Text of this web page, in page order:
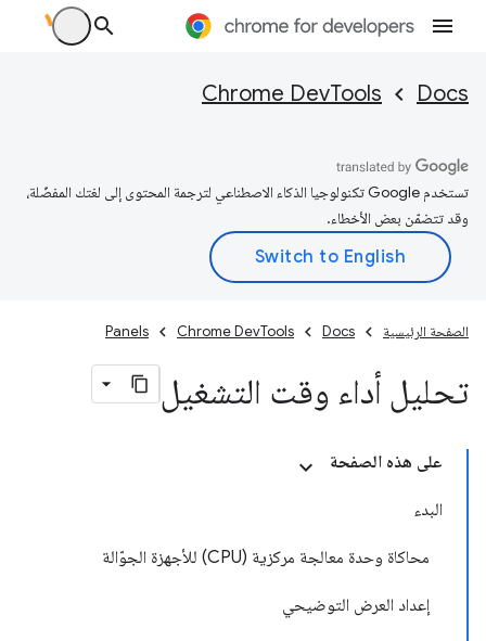
Docs
Chrome DevTools
تستخدم Google تكنولوجيا الذكاء الاصطناعي لترجمة المحتوى إلى لغتك المفضّلة،
وقد تتضمّن بعض الأخطاء.
الصفحة الرئيسية Docs
Chrome DevTools
Panels
تحليل أداء وقت التشغيل
على هذه الصفحة
البدء
محاكاة وحدة معالجة مركزية (CPU) للأجهزة الجوّالة
إعداد العرض التوضيحي